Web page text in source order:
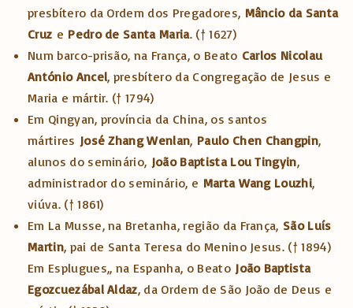
presbítero da Ordem dos Pregadores, Mâncio da Santa
Cruz e Pedro de Santa Maria. († 1627)
Num barco-prisão, na França, o Beato Carlos Nicolau
António Ancel, presbítero da Congregação de Jesus e
Maria e mártir. († 1794)
Em Qingyan, província da China, os santos
mártires José Zhang Wenlan, Paulo Chen Changpin,
alunos do seminário, João Baptista Lou Tingyin,
administrador do seminário, e Marta Wang Louzhi,
viúva. († 1861)
Em La Musse, na Bretanha, região da França, São Luís
Martin, pai de Santa Teresa do Menino Jesus. († 1894)
Em Esplugues,, na Espanha, o Beato João Baptista
Egozcuezábal Aldaz, da Ordem de São João de Deus e